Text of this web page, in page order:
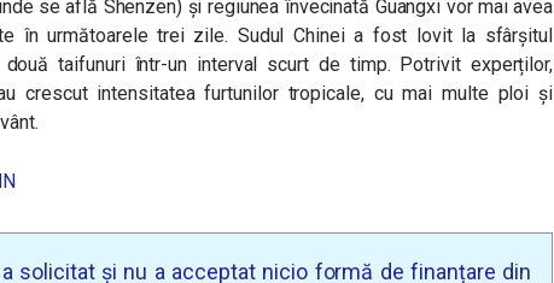
se află Shenzen) și regiunea învecinată Guangxi vor mai avea
în următoarele trei zile. Sudul Chinei a fost lovit la sfârșitul
taifunuri într-un interval scurt de timp. Potrivit experților,
crescut intensitatea furtunilor tropicale, cu mai multe ploi și
solicitat și nu a acceptat nicio formă de finanțare din